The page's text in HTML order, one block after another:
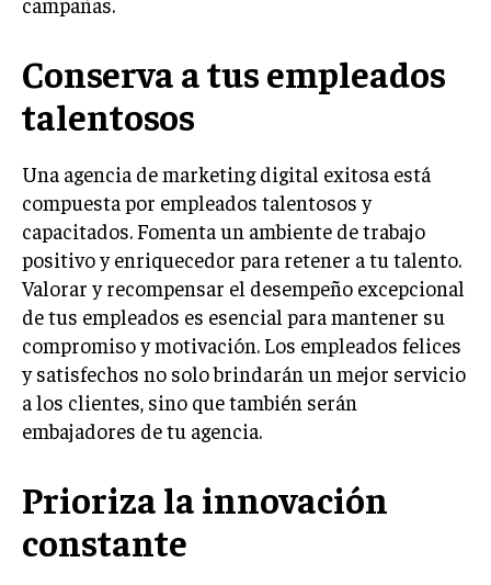
MARKETING B2C
FRANQUICIAS
E-COMMERCE
E-COMMERCE Y COMERCIO ELECTRÓNICO
ESTRATEGIAS DE PRICING Y GESTIÓN DE
PRECIOS
GESTIÓN DE CRISIS EMPRESARIALES
EMPRESAS Y STARTUPS TECNOLÓGICAS
GESTIÓN DE LA EXPERIENCIA DEL CLIENTE
PROYECTOS
GESTIÓN DE PROYECTOS
GESTIÓN DE OPERACIONES Y CADENA DE
Conserva a tus empleados
talentosos
Una agencia de marketing digital exitosa está
compuesta por empleados talentosos y
capacitados. Fomenta un ambiente de trabajo
positivo y enriquecedor para retener a tu talento.
Valorar y recompensar el desempeño excepcional
de tus empleados es esencial para mantener su
compromiso y motivación. Los empleados felices
y satisfechos no solo brindarán un mejor servicio
a los clientes, sino que también serán
embajadores de tu agencia.
Prioriza la innovación
constante